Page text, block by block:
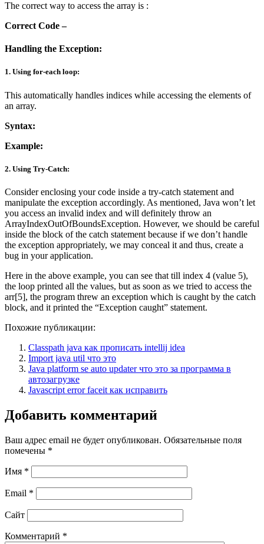
The correct way to access the array is :
Correct Code –
Handling the Exception:
1. Using for-each loop:
This automatically handles indices while accessing the elements of
an array.
Syntax:
Example:
2. Using Try-Catch:
Consider enclosing your code inside a try-catch statement and
manipulate the exception accordingly. As mentioned, Java won’t let
you access an invalid index and will definitely throw an
ArrayIndexOutOfBoundsException. However, we should be careful
inside the block of the catch statement because if we don’t handle
the exception appropriately, we may conceal it and thus, create a
bug in your application.
Here in the above example, you can see that till index 4 (value 5),
the loop printed all the values, but as soon as we tried to access the
arr[5], the program threw an exception which is caught by the catch
block, and it printed the “Exception caught” statement.
Похожие публикации:
Classpath java как прописать intellij idea
Import java util что это
Java platform se auto updater что это за программа в
автозагрузке
Javascript error faceit как исправить
Добавить комментарий
Ваш адрес email не будет опубликован. Обязательные поля
помечены *
Имя *
Email *
Сайт
Комментарий *